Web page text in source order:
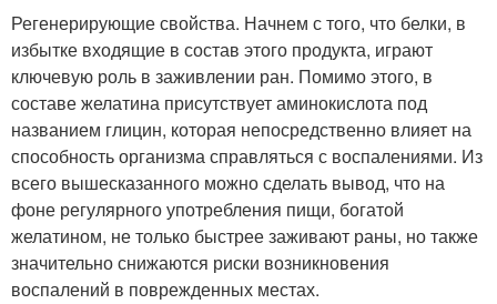
Регенерирующие свойства. Начнем с того, что белки, в
избытке входящие в состав этого продукта, играют
ключевую роль в заживлении ран. Помимо этого, в
составе желатина присутствует аминокислота под
названием глицин, которая непосредственно влияет на
способность организма справляться с воспалениями. Из
всего вышесказанного можно сделать вывод, что на
фоне регулярного употребления пищи, богатой
желатином, не только быстрее заживают раны, но также
значительно снижаются риски возникновения
воспалений в поврежденных местах.